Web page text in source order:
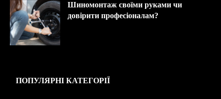
Шиномонтаж своїми руками чи
довірити професіоналам?
ПОПУЛЯРНІ КАТЕГОРІЇ